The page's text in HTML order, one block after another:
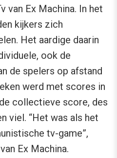
van Ex Machina. In het
kijkers zich
Het aardige daarin
ook de
de spelers op afstand
werd met scores in
collectieve score, des
viel. “Het was als het
tv-game”,
Ex Machina.